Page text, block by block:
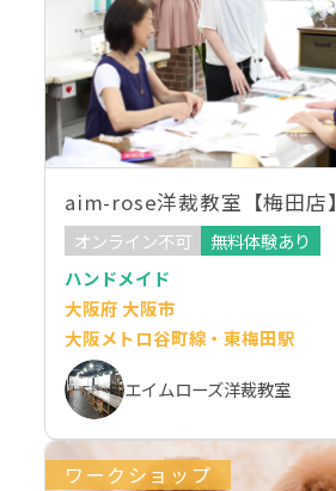
aim-rose洋裁教室【梅田店】
オンライン不可
無料体験あり
ハンドメイド
大阪府 大阪市
大阪メトロ谷町線・東梅田駅
エイムローズ洋裁教室
ワークショップ